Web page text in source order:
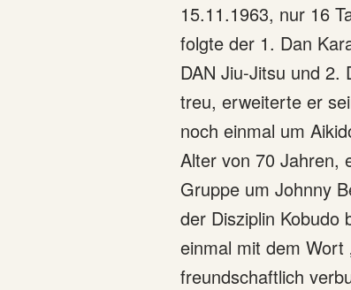
15.11.1963, nur 16
folgte der 1. Dan
DAN Jiu-Jitsu und 2.
treu, erweiterte er
noch einmal um
Alter von 70 Jahren,
Gruppe um Johnny
der Disziplin Kobudo
einmal mit dem Wort
freundschaftlich